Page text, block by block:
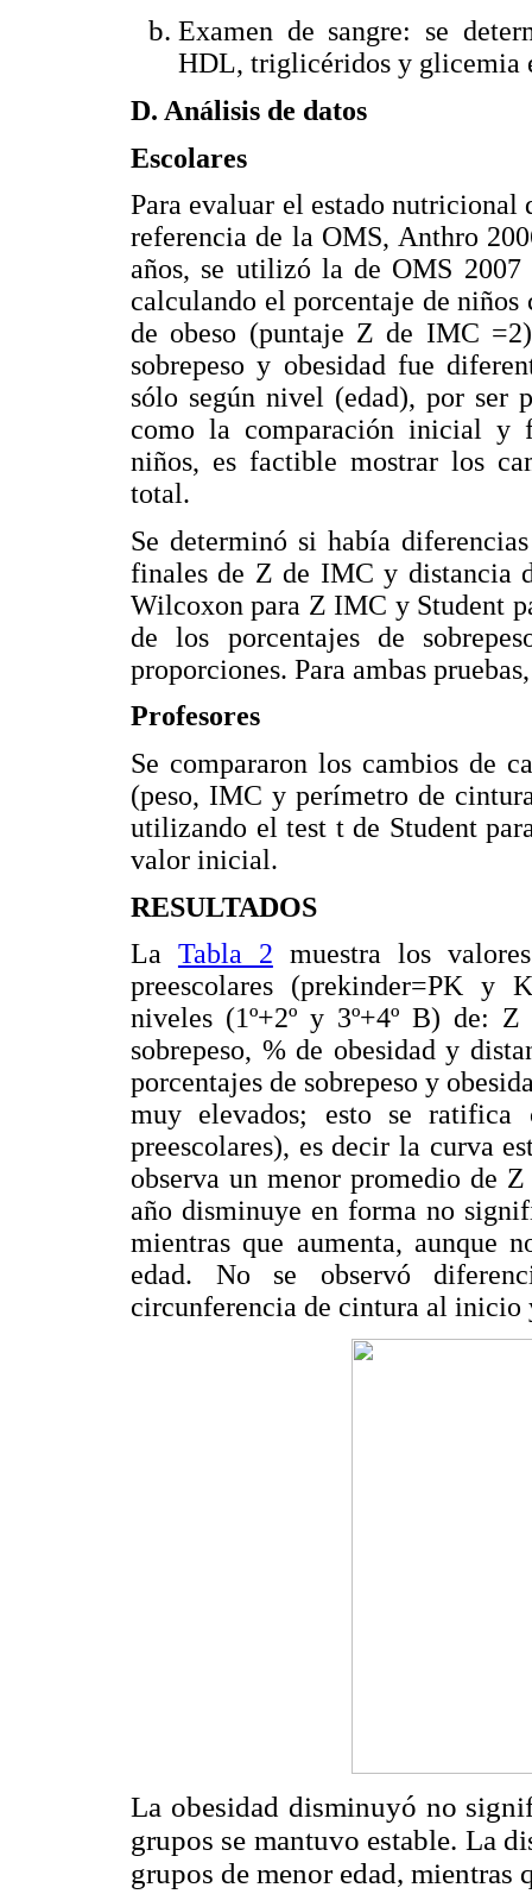
Examen de sangre: se
HDL, triglicéridos y glicemia
D. Análisis de datos
Escolares
Para evaluar el estado nutricional
referencia de la OMS, Anthro
años, se utilizó la de OMS
calculando el porcentaje de
de obeso (puntaje Z de IMC
sobrepeso y obesidad fue
sólo según nivel (edad), por ser
como la comparación inicial y
niños, es factible mostrar los
total.
Se determinó si había
finales de Z de IMC y distancia
Wilcoxon para Z IMC y Student
de los porcentajes de
proporciones. Para ambas
Profesores
Se compararon los cambios de
(peso, IMC y perímetro de
utilizando el test t de Student
valor inicial.
RESULTADOS
La Tabla 2 muestra los
preescolares (prekinder=PK y
niveles (1º+2º y 3º+4º B) de:
sobrepeso, % de obesidad y
porcentajes de sobrepeso y
muy elevados; esto se
preescolares), es decir la curva
observa un menor promedio de
año disminuye en forma no
mientras que aumenta, aunque
edad. No se observó
circunferencia de cintura al inicio
La obesidad disminuyó no
grupos se mantuvo estable. La
grupos de menor edad,